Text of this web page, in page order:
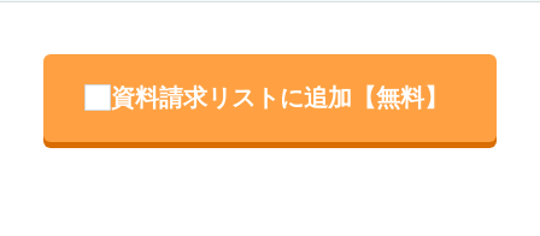
資料請求リストに追加【無料】